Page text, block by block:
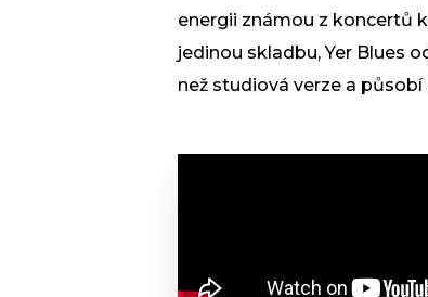
energii známou z koncertů
jedinou skladbu, Yer Blues
než studiová verze a